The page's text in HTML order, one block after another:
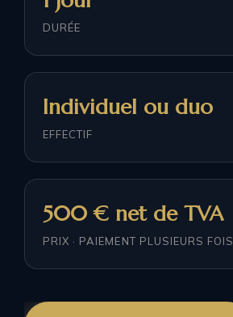
DURÉE
Individuel ou duo
EFFECTIF
500 € net de TVA
PRIX · PAIEMENT PLUSIEURS FOIS